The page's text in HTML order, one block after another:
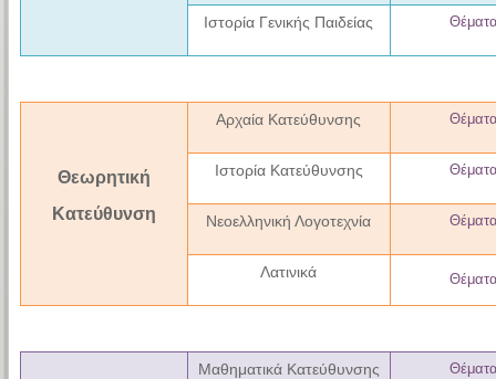
Ιστορία Γενικής Παιδείας
Θεωρητική
Κατεύθυνση
Αρχαία Κατεύθυνσης
Ιστορία Κατεύθυνσης
Νεοελληνική Λογοτεχνία
Λατινικά
Μαθηματικά Κατεύθυνσης